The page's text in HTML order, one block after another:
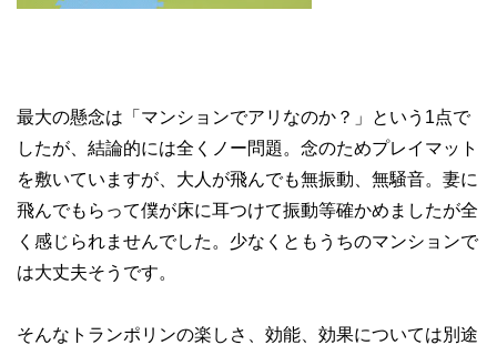
最大の懸念は「マンションでアリなのか？」という1点で
したが、結論的には全くノー問題。念のためプレイマット
を敷いていますが、大人が飛んでも無振動、無騒音。妻に
飛んでもらって僕が床に耳つけて振動等確かめましたが全
く感じられませんでした。少なくともうちのマンションで
は大丈夫そうです。
そんなトランポリンの楽しさ、効能、効果については別途